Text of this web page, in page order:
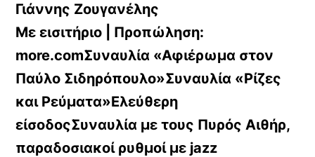
Γιάννης Ζουγανέλης
Με εισιτήριο | Προπώληση:
more.comΣυναυλία «Αφιέρωμα στον
Παύλο Σιδηρόπουλο»Συναυλία «Ρίζες
και Ρεύματα»Ελεύθερη
είσοδοςΣυναυλία με τους Πυρός Αιθήρ,
παραδοσιακοί ρυθμοί με jazz